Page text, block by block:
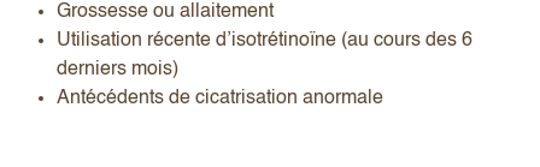
Grossesse ou allaitement
Utilisation récente d’isotrétinoïne (au cours des 6
derniers mois)
Antécédents de cicatrisation anormale